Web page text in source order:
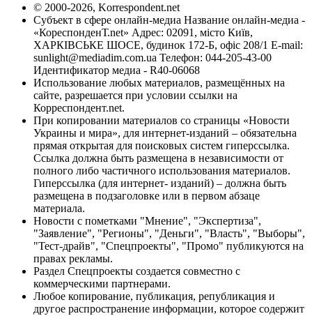
© 2000-2026, Korrespondent.net
Субъект в сфере онлайн-медиа Название онлайн-медиа -
«КореспонденТ.net» Адрес: 02091, місто Київ,
ХАРКІВСЬКЕ ШОСЕ, будинок 172-Б, офіс 208/1 E-mail:
sunlight@mediadim.com.ua Телефон: 044-205-43-00
Идентификатор медиа - R40-06068
Использование любых материалов, размещённых на
сайте, разрешается при условии ссылки на
Корреспондент.net.
При копировании материалов со страницы «Новости
Украины и мира», для интернет-изданий – обязательна
прямая открытая для поисковых систем гиперссылка.
Ссылка должна быть размещена в независимости от
полного либо частичного использования материалов.
Гиперссылка (для интернет- изданий) – должна быть
размещена в подзаголовке или в первом абзаце
материала.
Новости с пометками "Мнение", "Экспертиза",
"Заявление", "Регионы", "Деньги", "Власть", "Выборы",
"Тест-драйв", "Спецпроекты", "Промо" публикуются на
правах рекламы.
Раздел Спецпроекты создается совместно с
коммерческими партнерами.
Любое копирование, публикация, републикация и
другое распространение информации, которое содержит